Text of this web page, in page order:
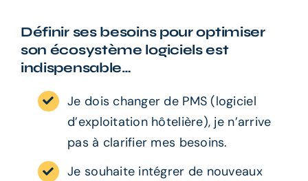
Définir ses besoins pour optimiser
son écosystème logiciels est
indispensable…
Je dois changer de PMS (logiciel
d’exploitation hôtelière), je n’arrive
pas à clarifier mes besoins.
Je souhaite intégrer de nouveaux